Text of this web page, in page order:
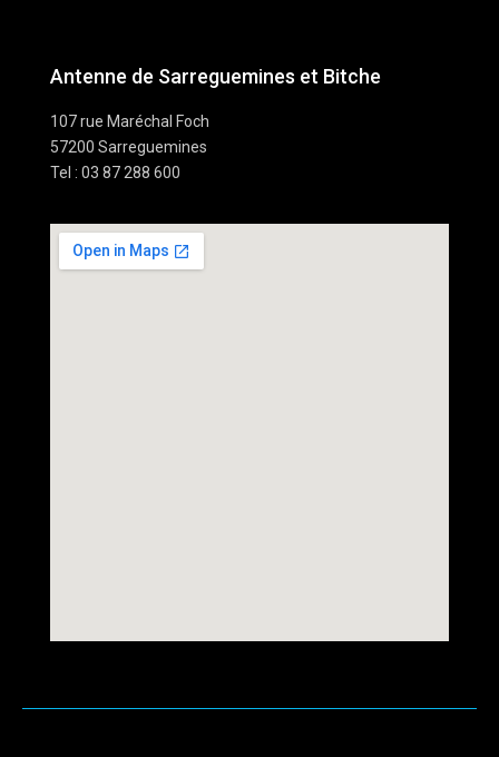
Antenne de Sarreguemines et Bitche
107 rue Maréchal Foch
57200 Sarreguemines
Tel : 03 87 288 600